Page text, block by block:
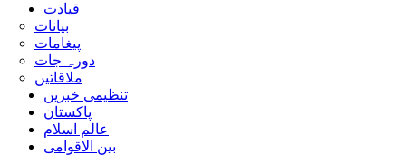
قیادت
بیانات
پیغامات
دورہ جات
ملاقاتیں
تنظیمی خبریں
پاکستان
عالم اسلام
بین الاقوامی